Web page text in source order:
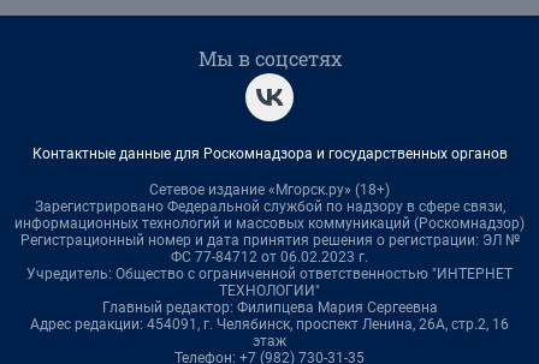
Мы в соцсетях
Контактные данные для Роскомнадзора и государственных органов
Сетевое издание «Мгорск.ру» (18+)
Зарегистрировано Федеральной службой по надзору в сфере связи,
информационных технологий и массовых коммуникаций (Роскомнадзор)
Регистрационный номер и дата принятия решения о регистрации: ЭЛ №
ФС 77-84712 от 06.02.2023 г.
Учредитель: Общество с ограниченной ответственностью "ИНТЕРНЕТ
ТЕХНОЛОГИИ"
Главный редактор: Филипцева Мария Сергеевна
Адрес редакции: 454091, г. Челябинск, проспект Ленина, 26А, стр.2, 16
этаж
Телефон: +7 (982) 730-31-35